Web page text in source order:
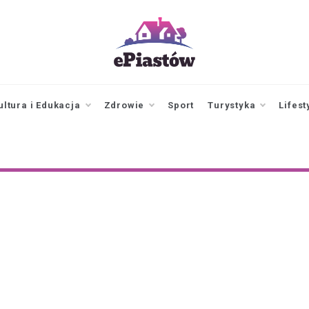
Piastowa i
okolicy
i Edukacja Zdrowie Sport Turystyka